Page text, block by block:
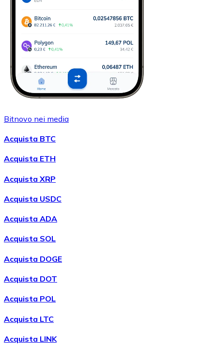
Bitnovo nei media
Acquista BTC
Acquista ETH
Acquista XRP
Acquista USDC
Acquista ADA
Acquista SOL
Acquista DOGE
Acquista DOT
Acquista POL
Acquista LTC
Acquista LINK